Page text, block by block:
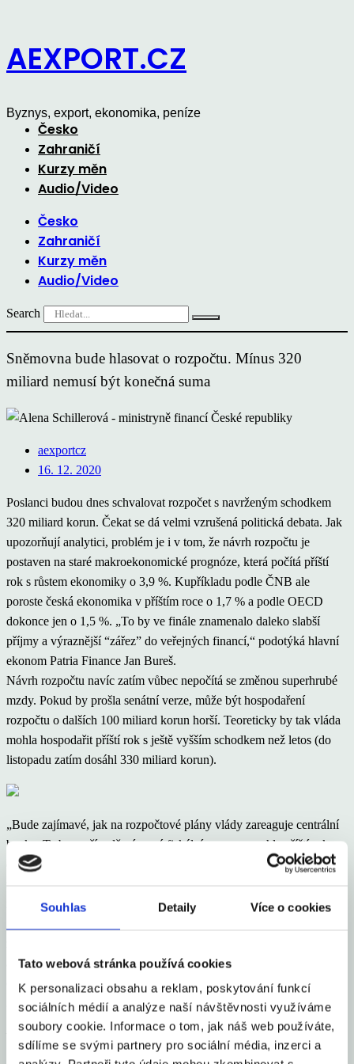
Souhlas Detaily Více o cookies
Tato webová stránka používá cookies
K personalizaci obsahu a reklam, poskytování funkcí
sociálních médií a analýze naší návštěvnosti využíváme
soubory cookie. Informace o tom, jak náš web používáte,
sdílíme se svými partnery pro sociální média, inzerci a
obsahu
AEXPORT.CZ
Byznys, export, ekonomika, peníze
Česko
Zahraničí
Kurzy měn
Audio/Video
Česko
Zahraničí
Kurzy měn
Audio/Video
Search
Sněmovna bude hlasovat o rozpočtu. Mínus 320
miliard nemusí být konečná suma
aexportcz
16. 12. 2020
Poslanci budou dnes schvalovat rozpočet s navrženým schodkem
320 miliard korun. Čekat se dá velmi vzrušená politická debata. Jak
upozorňují analytici, problém je i v tom, že návrh rozpočtu je
postaven na staré makroekonomické prognóze, která počítá příští
rok s růstem ekonomiky o 3,9 %. Kupříkladu podle ČNB ale
poroste česká ekonomika v příštím roce o 1,7 % a podle OECD
dokonce jen o 1,5 %. „To by ve finále znamenalo daleko slabší
příjmy a výraznější “zářez” do veřejných financí,“ podotýká hlavní
ekonom Patria Finance Jan Bureš.
Návrh rozpočtu navíc zatím vůbec nepočítá se změnou superhrubé
mzdy. Pokud by prošla senátní verze, může být hospodaření
rozpočtu o dalších 100 miliard korun horší. Teoreticky by tak vláda
mohla hospodařit příští rok s ještě vyšším schodkem než letos (do
listopadu zatím dosáhl 330 miliard korun).
„Bude zajímavé, jak na rozpočtové plány vlády zareaguje centrální
banka. Ta by v případě výrazné fiskální expanze mohla příští rok
dříve zvažovat růst úrokových sazeb. Podle alternativního scénáře
roku. Na čtvrteční tiskové konferenci ČNB k tomu pravděpodobně
a minimálně v první polovině roku se sazbami hýbat nebude,“
odhaduje Bureš.
Náhledové foto: Facebook Aleny Schillerové